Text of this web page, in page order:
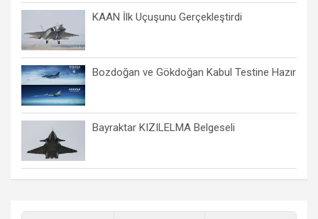
KAAN İlk Uçuşunu Gerçekleştirdi
Bozdoğan ve Gökdoğan Kabul Testine Hazır
Bayraktar KIZILELMA Belgeseli